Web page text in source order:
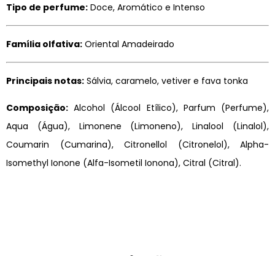
Tipo de perfume: Doce, Aromático e Intenso
Família olfativa: Oriental Amadeirado
Principais notas: Sálvia, caramelo, vetiver e fava tonka
Composição: Alcohol (Álcool Etílico), Parfum (Perfume),
Aqua (Água), Limonene (Limoneno), Linalool (Linalol),
Coumarin (Cumarina), Citronellol (Citronelol), Alpha-
Isomethyl Ionone (Alfa-Isometil Ionona), Citral (Citral).